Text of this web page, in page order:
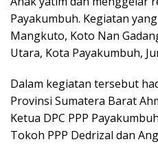
Payakumbuh. Kegiatan
Mangkuto, Koto Nan
Utara, Kota Payakumbuh,
Dalam kegiatan tersebut
Provinsi Sumatera Barat
Ketua DPC PPP
Tokoh PPP Dedrizal dan